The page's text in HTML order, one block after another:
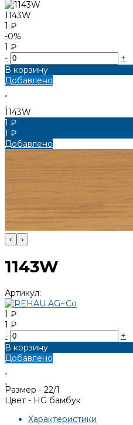
1143W
1 ₽
-0%
1 ₽
-
+
В корзину
Добавлено
1143W
1 ₽
1 ₽
Добавлено
‹ ›
1143W
Артикул:
1 ₽
1 ₽
-
+
В корзину
Добавлено
Размер - 22/1
Цвет - HG бамбук
Характеристики